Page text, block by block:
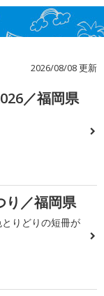
2026/08/08 更新
／福岡県
り／福岡県
りどりの短冊が